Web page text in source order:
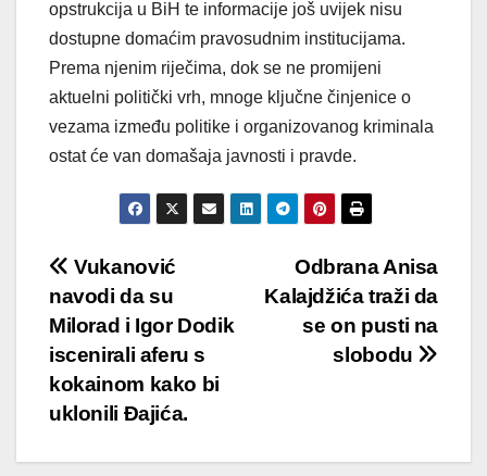
opstrukcija u BiH te informacije još uvijek nisu
dostupne domaćim pravosudnim institucijama.
Prema njenim riječima, dok se ne promijeni
aktuelni politički vrh, mnoge ključne činjenice o
vezama između politike i organizovanog kriminala
ostat će van domašaja javnosti i pravde.
Post
navigation
Odbrana Anisa
Kalajdžića traži da
se on pusti na
slobodu
Vukanović
navodi da su
Milorad i Igor Dodik
iscenirali aferu s
kokainom kako bi
uklonili Đajića.